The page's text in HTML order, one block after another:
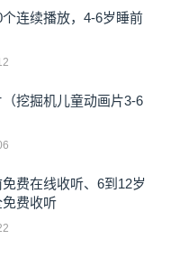
连续播放，4-6岁睡前
挖掘机儿童动画片3-6
费在线收听、6到12岁
费收听